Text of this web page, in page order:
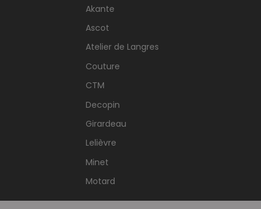
Akante
Ascot
Atelier de Langres
Couture
CTM
Decopin
Girardeau
Lelièvre
Minet
Motard